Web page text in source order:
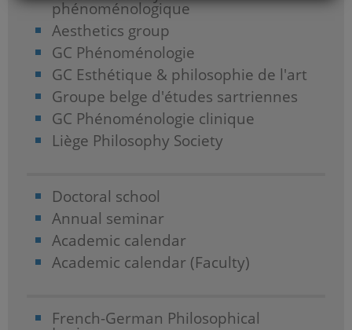
phénoménologique
Aesthetics group
GC Phénoménologie
GC Esthétique & philosophie de l'art
Groupe belge d'études sartriennes
GC Phénoménologie clinique
Liège Philosophy Society
Doctoral school
Annual seminar
Academic calendar
Academic calendar (Faculty)
French-German Philosophical